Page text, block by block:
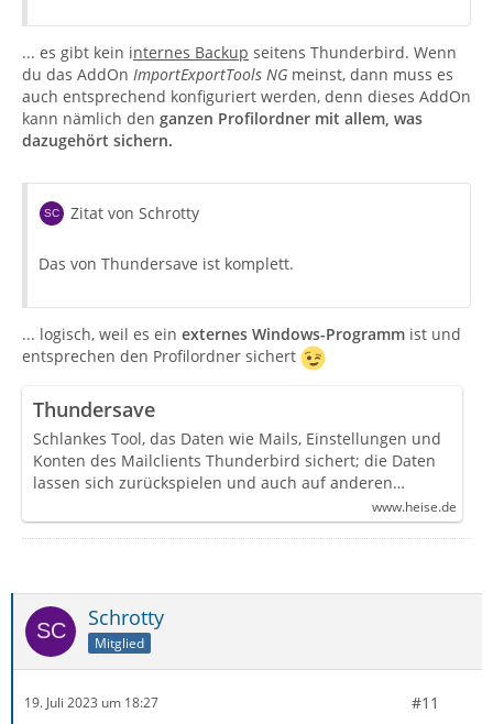
... es gibt kein internes Backup seitens Thunderbird. Wenn
du das AddOn ImportExportTools NG meinst, dann muss es
auch entsprechend konfiguriert werden, denn dieses AddOn
kann nämlich den ganzen Profilordner mit allem, was
dazugehört sichern.
Zitat von Schrotty
Das von Thundersave ist komplett.
... logisch, weil es ein externes Windows-Programm ist und
entsprechen den Profilordner sichert
Thundersave
Schlankes Tool, das Daten wie Mails, Einstellungen und
Konten des Mailclients Thunderbird sichert; die Daten
lassen sich zurückspielen und auch auf anderen…
www.heise.de
Schrotty
Mitglied
19. Juli 2023 um 18:27 #11